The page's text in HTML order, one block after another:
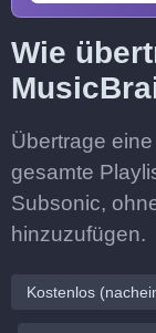
Wie
Übertrage
gesamte
Subsonic,
hinzuzufügen.
Kostenlos